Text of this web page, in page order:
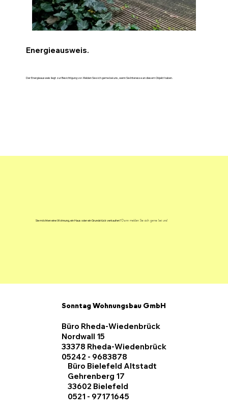
Energieausweis.
Der Energieausweis liegt zur Besichtigung vor. Melden Sie sich gerne bei uns, wenn Sie Interesse an diesem Objekt haben.
Sie möchten eine Wohnung, ein Haus oder ein Grundstück verkaufen?Dann melden Sie sich gerne bei uns!
Sonntag Wohnungsbau GmbH
Büro Rheda-Wiedenbrück
Nordwall 15
33378 Rheda-Wiedenbrück
05242 - 9683878
Büro Bielefeld Altstadt
Gehrenberg 17
33602 Bielefeld
0521 - 97171645